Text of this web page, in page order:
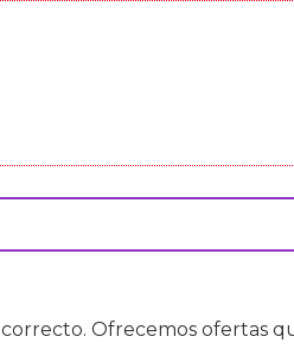
Ofrecemos ofertas